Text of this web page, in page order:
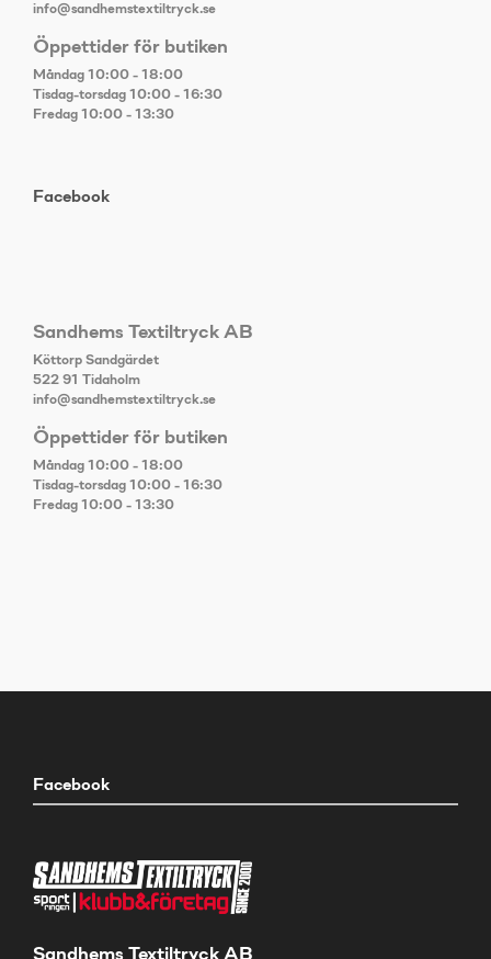
info@sandhemstextiltryck.se
Öppettider för butiken
Måndag 10:00 - 18:00
Tisdag-torsdag 10:00 - 16:30
Fredag 10:00 - 13:30
Facebook
Sandhems Textiltryck AB
Köttorp Sandgärdet
522 91 Tidaholm
info@sandhemstextiltryck.se
Öppettider för butiken
Måndag 10:00 - 18:00
Tisdag-torsdag 10:00 - 16:30
Fredag 10:00 - 13:30
Facebook